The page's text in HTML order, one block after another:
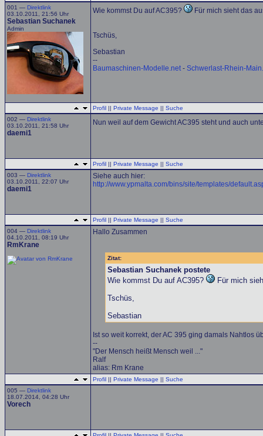
001 — Direktlink
03.10.2011, 21:56 Uhr
Sebastian Suchanek
Admin
Wie kommst Du auf AC395? Für mich sieht das
Tschüs,
Sebastian
--
Baumaschinen-Modelle.net- Schwerlast-Rhein-
Profil || Private Message || Suche
002 — Direktlink
03.10.2011, 21:58 Uhr
daemi1
Nun weil auf dem Gewicht AC395 steht und auch
Profil || Private Message || Suche
003 — Direktlink
03.10.2011, 22:07 Uhr
daemi1
Siehe auch hier:
http://www.ypmalta.com/bins/site/templates/
Profil || Private Message || Suche
004 — Direktlink
04.10.2011, 08:19 Uhr
RmKrane
Hallo Zusammen
Zitat:
Sebastian Suchanek postete
Wie kommst Du auf AC395?
Für mich
Tschüs,
Sebastian
Ist so weit korrekt, der AC 395 ging damals Nahtlos
--
"Der Mensch heißt Mensch weil ..."
Ralf
alias: Rm Krane
Profil || Private Message || Suche
005 — Direktlink
18.07.2014, 04:28 Uhr
Vorech